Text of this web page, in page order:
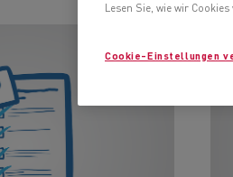
Lesen Sie, wie wir
Cookie-Einstellungen